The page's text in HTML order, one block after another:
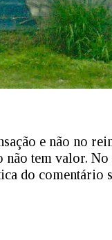
e não no
tem valor.
do comentário